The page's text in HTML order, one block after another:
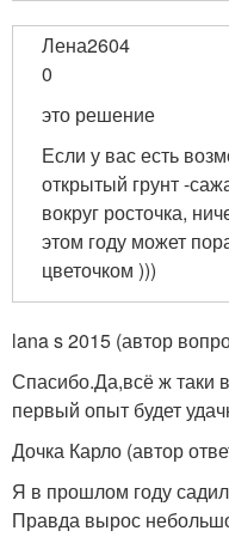
Лена2604
0
это решение
Если у вас есть
открытый грунт -
вокруг росточка,
этом году может
цветочком )))
lana s 2015 (автор
Спасибо.Да,всё ж таки
первый опыт будет
Дочка Карло (автор
Я в прошлом году
Правда вырос